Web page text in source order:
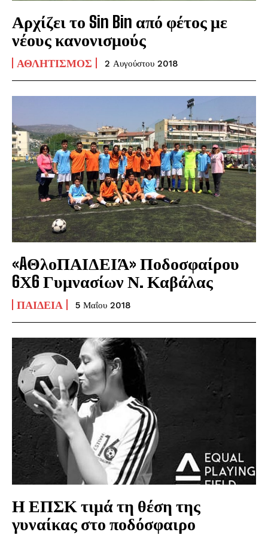
Αρχίζει το Sin Bin από φέτος με
νέους κανονισμούς
ΑΘΛΗΤΙΣΜΌΣ 2 Αυγούστου 2018
«AΘλοΠΑΙΔΕΙΆ» Ποδοσφαίρου
6Χ6 Γυμνασίων Ν. Καβάλας
ΠΑΙΔΕΊΑ 5 Μαΐου 2018
Η ΕΠΣΚ τιμά τη θέση της
γυναίκας στο ποδόσφαιρο